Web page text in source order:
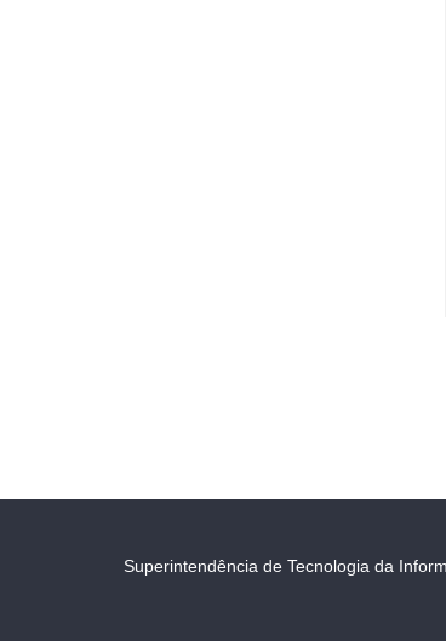
Superintendência de Tecnologia da